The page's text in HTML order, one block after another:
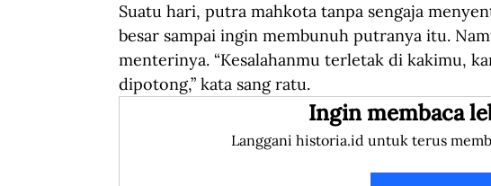
Suatu hari, putra mahkota tanpa sengaja
besar sampai ingin membunuh putranya itu.
menterinya. “Kesalahanmu terletak di kakimu,
dipotong,” kata sang ratu.
Ingin membaca
Langgani historia.id untuk terus